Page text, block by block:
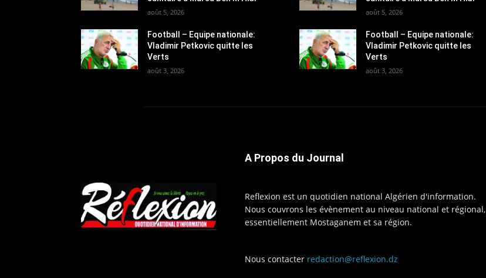
août 5, 2026
Football – Equipe nationale:
Vladimir Petkovic quitte les
Verts
août 3, 2026
août 5, 2026
Football – Equipe nationale:
Vladimir Petkovic quitte les
Verts
août 3, 2026
A Propos du Journal
Reflexion est un quotidien national Algérien d'information.
Nous couvrons les évènement au niveau national et régional,
essentiellement Mostaganem et sa région.
Nous contacter redaction@reflexion.dz